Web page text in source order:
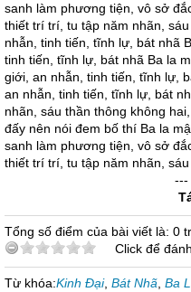
sanh làm phương tiện, vô sở
thiết trí trí, tu tập năm nhãn,
nhẫn, tinh tiến, tĩnh lự, bát nhã
tinh tiến, tĩnh lự, bát nhã Ba la
giới, an nhẫn, tinh tiến, tĩnh lự,
an nhẫn, tinh tiến, tĩnh lự, bát
nhãn, sáu thần thông không
đấy nên nói đem bố thí Ba la
sanh làm phương tiện, vô sở
thiết trí trí, tu tập năm nhãn, sáu
---
Tổng số điểm của bài viết là: 0
Click để
Từ khóa:Kinh Đại, Bát Nhã Ba